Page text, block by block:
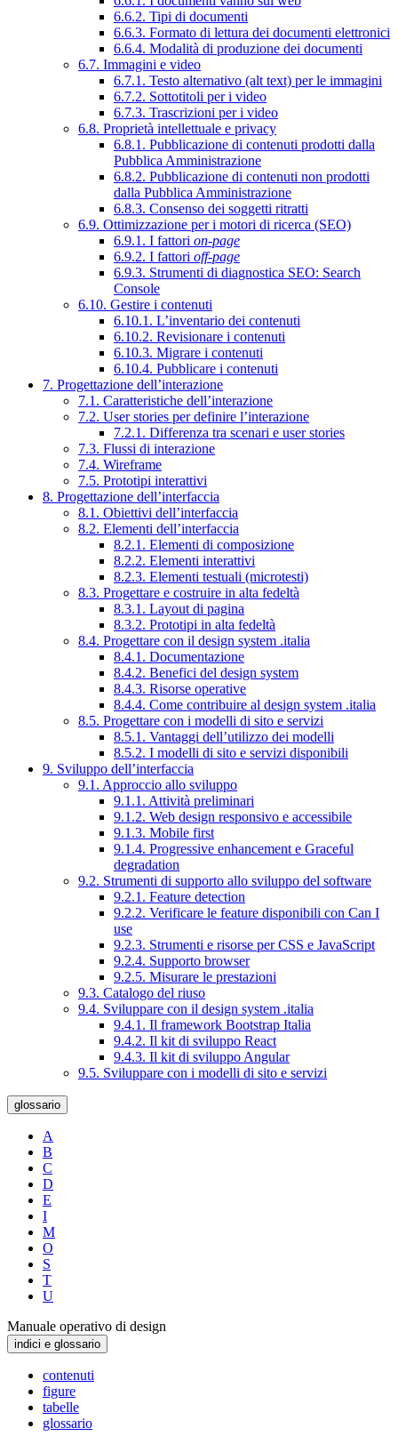
6.6.2. Tipi di documenti
6.6.3. Formato di lettura dei documenti elettronici
6.6.4. Modalità di produzione dei documenti
6.7. Immagini e video
6.7.1. Testo alternativo (alt text) per le immagini
6.7.2. Sottotitoli per i video
6.7.3. Trascrizioni per i video
6.8. Proprietà intellettuale e privacy
6.8.1. Pubblicazione di contenuti prodotti dalla
Pubblica Amministrazione
6.8.2. Pubblicazione di contenuti non prodotti
dalla Pubblica Amministrazione
6.8.3. Consenso dei soggetti ritratti
6.9. Ottimizzazione per i motori di ricerca (SEO)
6.9.1. I fattori on-page
6.9.2. I fattori off-page
6.9.3. Strumenti di diagnostica SEO: Search
Console
6.10. Gestire i contenuti
6.10.1. L’inventario dei contenuti
6.10.2. Revisionare i contenuti
6.10.3. Migrare i contenuti
6.10.4. Pubblicare i contenuti
7. Progettazione dell’interazione
7.1. Caratteristiche dell’interazione
7.2. User stories per definire l’interazione
7.2.1. Differenza tra scenari e user stories
7.3. Flussi di interazione
7.4. Wireframe
7.5. Prototipi interattivi
8. Progettazione dell’interfaccia
8.1. Obiettivi dell’interfaccia
8.2. Elementi dell’interfaccia
8.2.1. Elementi di composizione
8.2.2. Elementi interattivi
8.2.3. Elementi testuali (microtesti)
8.3. Progettare e costruire in alta fedeltà
8.3.1. Layout di pagina
8.3.2. Prototipi in alta fedeltà
8.4. Progettare con il design system .italia
8.4.1. Documentazione
8.4.2. Benefici del design system
8.4.3. Risorse operative
8.4.4. Come contribuire al design system .italia
8.5. Progettare con i modelli di sito e servizi
8.5.1. Vantaggi dell’utilizzo dei modelli
8.5.2. I modelli di sito e servizi disponibili
9. Sviluppo dell’interfaccia
9.1. Approccio allo sviluppo
9.1.1. Attività preliminari
9.1.2. Web design responsivo e accessibile
9.1.3. Mobile first
9.1.4. Progressive enhancement e Graceful
degradation
9.2. Strumenti di supporto allo sviluppo del software
9.2.1. Feature detection
9.2.2. Verificare le feature disponibili con Can I
use
9.2.3. Strumenti e risorse per CSS e JavaScript
9.2.4. Supporto browser
9.2.5. Misurare le prestazioni
9.3. Catalogo del riuso
9.4. Sviluppare con il design system .italia
9.4.1. Il framework Bootstrap Italia
9.4.2. Il kit di sviluppo React
9.4.3. Il kit di sviluppo Angular
9.5. Sviluppare con i modelli di sito e servizi
glossario
A
B
C
D
E
I
M
O
S
T
U
Manuale operativo di design
indici e glossario
contenuti
figure
tabelle
glossario